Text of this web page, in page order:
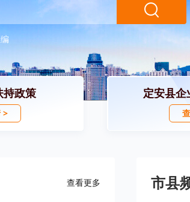
持政策
>
定安县
查看更多 市县